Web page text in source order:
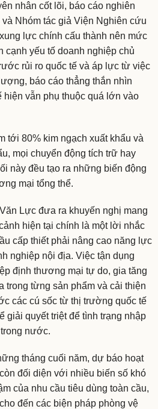
nhân cốt lõi, báo cáo nghiên
Nhóm tác giả Viện Nghiên cứu
lực chính cấu thành nên mức
cạnh yếu tố doanh nghiệp chủ
rủi ro quốc tế và áp lực từ việc
báo cáo thẳng thắn nhìn
hiện vẫn phụ thuộc quá lớn vào
tới 80% kim ngạch xuất khẩu và
mọi chuyển động tích trữ hay
này đều tạo ra những biến động
mại tổng thể.
Lực đưa ra khuyến nghị mang
hiện tại chính là một lời nhắc
cấp thiết phải nâng cao năng lực
nghiệp nội địa. Việc tận dụng
định thương mại tự do, gia tăng
trong từng sản phẩm và cải thiện
các cú sốc từ thị trường quốc tế
giải quyết triệt để tình trạng nhập
nước.
tháng cuối năm, dự báo hoạt
đối diện với nhiều biến số khó
của nhu cầu tiêu dùng toàn cầu,
đến các biện pháp phòng vệ